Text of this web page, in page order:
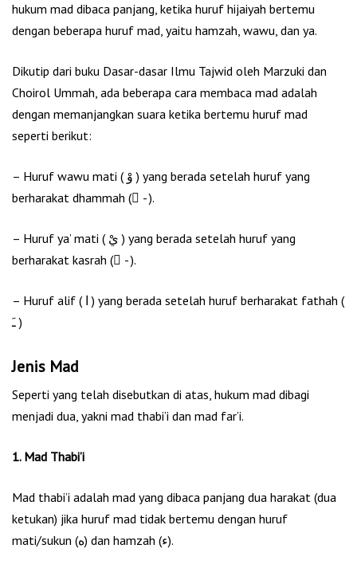
hukum mad dibaca panjang, ketika huruf hijaiyah bertemu
dengan beberapa huruf mad, yaitu hamzah, wawu, dan ya.
Dikutip dari buku Dasar-dasar Ilmu Tajwid oleh Marzuki dan
Choirol Ummah, ada beberapa cara membaca mad adalah
dengan memanjangkan suara ketika bertemu huruf mad
seperti berikut:
– Huruf wawu mati ( وْ ) yang berada setelah huruf yang
berharakat dhammah ( ُ- ).
– Huruf ya’ mati ( يْ ) yang berada setelah huruf yang
berharakat kasrah ( ِ- ).
– Huruf alif ( ا ) yang berada setelah huruf berharakat fathah (
ﹷ )
Jenis Mad
Seperti yang telah disebutkan di atas, hukum mad dibagi
menjadi dua, yakni mad thabi’i dan mad far’i.
1. Mad Thabi’i
Mad thabi’i adalah mad yang dibaca panjang dua harakat (dua
ketukan) jika huruf mad tidak bertemu dengan huruf
mati/sukun (ه) dan hamzah (ء).